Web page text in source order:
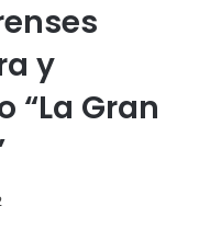
y
“La Gran